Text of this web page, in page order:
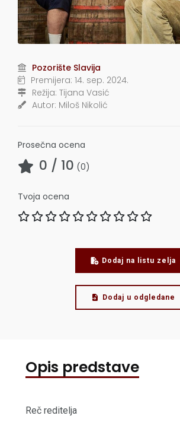
Pozorište Slavija
Premijera: 14. sep. 2024.
Režija: Tijana Vasić
Autor: Miloš Nikolić
Prosečna ocena
0 / 10 (0)
Tvoja ocena
Dodaj na listu zelja
Dodaj u odgledane
Opis predstave
Reč reditelja